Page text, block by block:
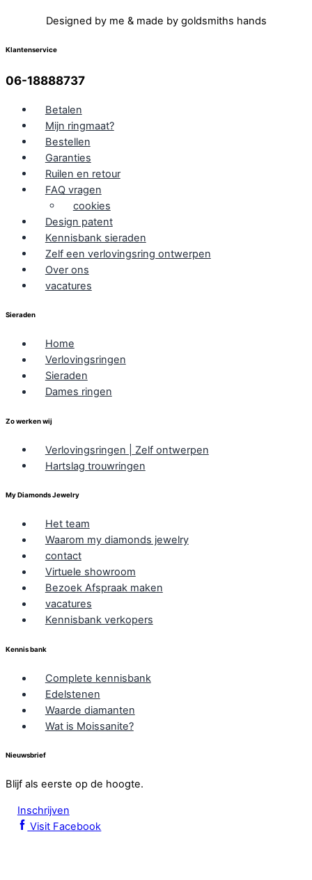
Designed by me & made by goldsmiths hands
Klantenservice
06-18888737
Betalen
Mijn ringmaat?
Bestellen
Garanties
Ruilen en retour
FAQ vragen
cookies
Design patent
Kennisbank sieraden
Zelf een verlovingsring ontwerpen
Over ons
vacatures
Sieraden
Home
Verlovingsringen
Sieraden
Dames ringen
Zo werken wij
Verlovingsringen | Zelf ontwerpen
Hartslag trouwringen
My Diamonds Jewelry
Het team
Waarom my diamonds jewelry
contact
Virtuele showroom
Bezoek Afspraak maken
vacatures
Kennisbank verkopers
Kennis bank
Complete kennisbank
Edelstenen
Waarde diamanten
Wat is Moissanite?
Nieuwsbrief
Blijf als eerste op de hoogte.
Inschrijven
Visit Facebook